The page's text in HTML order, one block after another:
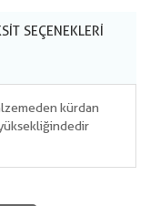
SEÇENEKLERI
kürdan